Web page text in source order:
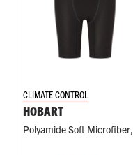
CLIMATE CONTROL
HOBART
Polyamide Soft Microfiber,